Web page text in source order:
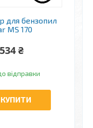
для бензопил
MS 170
₴
відправки
КУПИТИ